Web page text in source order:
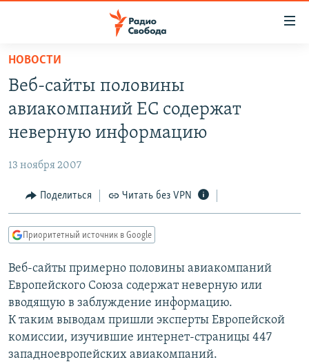
упрощенного
доступа
основному
Вернутся
Вернутся
поиску
ПРОГРАММЫ
АВТОРСКИЕ ПРОЕКТЫ
МНЕНИЯ
КУЛЬТУРА
КАВКАЗ.РЕАЛИИ
СЕВЕР.РЕАЛИИ
СИБИРЬ.РЕАЛИИ
РАСПИСАНИЕ ВЕЩАНИЯ
ПОДПИШИТЕСЬ НА РАССЫЛКУ
НОВОСТИ
Веб-сайты половины
авиакомпаний ЕС содержат
неверную информацию
13 ноября 2007
Поделиться Читать без VPN
Приоритетный источник в Google
Веб-сайты примерно половины авиакомпаний
Европейского Союза содержат неверную или
вводящую в заблуждение информацию.
К таким выводам пришли эксперты Европейской
комиссии, изучившие интернет-страницы 447
западноевропейских авиакомпаний.